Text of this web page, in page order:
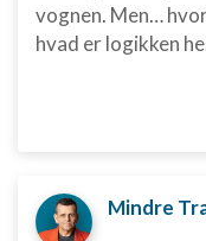
vognen. Men…
hvad er logikken
Mindre
Bruge profiler til at
annoncering
Bruge profiler til at
Måle